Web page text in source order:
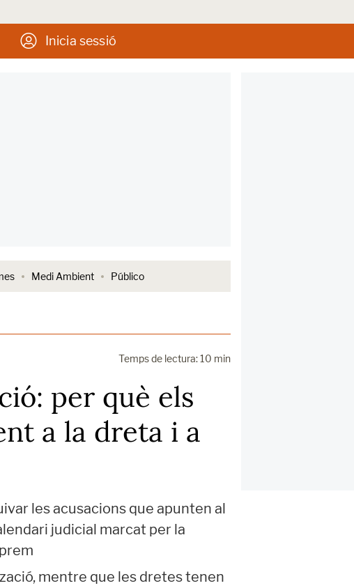
Inicia sessió
Medi Ambient Público
Temps de lectura: 10 min
per què els
a la dreta i a
les acusacions que apunten al
judicial marcat per la
mentre que les dretes tenen